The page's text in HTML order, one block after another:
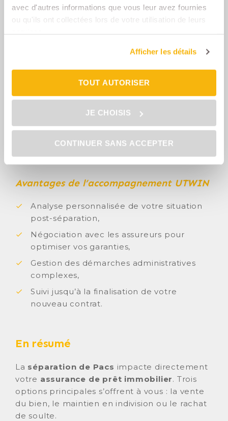
avec d'autres informations que vous leur avez fournies
ou qu'ils ont collectées lors de votre utilisation de leurs
Afficher les détails
TOUT AUTORISER
JE CHOISIS
CONTINUER SANS ACCEPTER
délégation assurance emprunteur
permet souvent de réaliser des économies
significatives. Un courtier grossiste comme
assureurs. N’hésitez pas à nous contacter ou à
faire unesimulation en ligne.
Avantages de l’accompagnement UTWIN
Analyse personnalisée de votre situation
post-séparation,
Négociation avec les assureurs pour
optimiser vos garanties,
Gestion des démarches administratives
complexes,
Suivi jusqu’à la finalisation de votre
nouveau contrat.
En résumé
La séparation de Pacs impacte directement
votre assurance de prêt immobilier. Trois
options principales s’offrent à vous : la vente
du bien, le maintien en indivision ou le rachat
de soulte.